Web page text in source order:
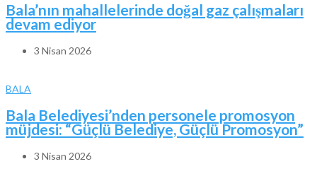
Bala’nın mahallelerinde doğal gaz çalışmaları
devam ediyor
3 Nisan 2026
BALA
Bala Belediyesi’nden personele promosyon
müjdesi: “Güçlü Belediye, Güçlü Promosyon”
3 Nisan 2026